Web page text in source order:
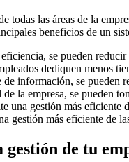
todas las áreas de la
beneficios de un
se pueden
dediquen menos
información, se pueden
la empresa, se pueden
una gestión más
gestión más eficiente de
de tu